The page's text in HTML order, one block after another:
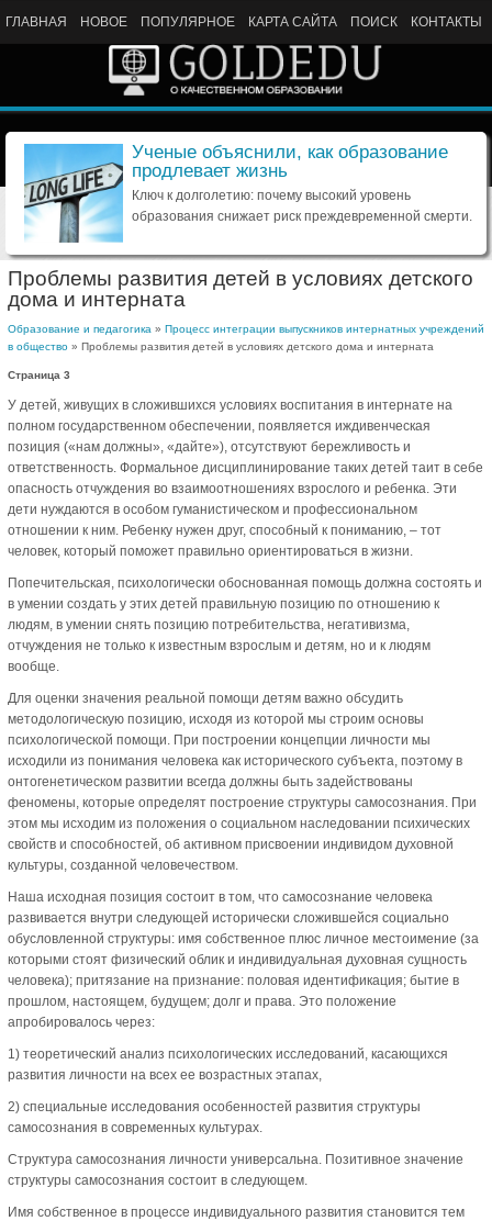
ГЛАВНАЯ НОВОЕ ПОПУЛЯРНОЕ КАРТА САЙТА ПОИСК КОНТАКТЫ
Ученые объяснили, как образование
продлевает жизнь
Ключ к долголетию: почему высокий уровень
образования снижает риск преждевременной смерти.
Проблемы развития детей в условиях детского
дома и интерната
Образование и педагогика » Процесс интеграции выпускников интернатных учреждений
в общество » Проблемы развития детей в условиях детского дома и интерната
Страница 3
У детей, живущих в сложившихся условиях воспитания в интернате на
полном государственном обеспечении, появляется иждивенческая
позиция («нам должны», «дайте»), отсутствуют бережливость и
ответственность. Формальное дисциплинирование таких детей таит в себе
опасность отчуждения во взаимоотношениях взрослого и ребенка. Эти
дети нуждаются в особом гуманистическом и профессиональном
отношении к ним. Ребенку нужен друг, способный к пониманию, – тот
человек, который поможет правильно ориентироваться в жизни.
Попечительская, психологически обоснованная помощь должна состоять и
в умении создать у этих детей правильную позицию по отношению к
людям, в умении снять позицию потребительства, негативизма,
отчуждения не только к известным взрослым и детям, но и к людям
вообще.
Для оценки значения реальной помощи детям важно обсудить
методологическую позицию, исходя из которой мы строим основы
психологической помощи. При построении концепции личности мы
исходили из понимания человека как исторического субъекта, поэтому в
онтогенетическом развитии всегда должны быть задействованы
феномены, которые определят построение структуры самосознания. При
этом мы исходим из положения о социальном наследовании психических
свойств и способностей, об активном присвоении индивидом духовной
культуры, созданной человечеством.
Наша исходная позиция состоит в том, что самосознание человека
развивается внутри следующей исторически сложившейся социально
обусловленной структуры: имя собственное плюс личное местоимение (за
которыми стоят физический облик и индивидуальная духовная сущность
человека); притязание на признание: половая идентификация; бытие в
прошлом, настоящем, будущем; долг и права. Это положение
апробировалось через:
1) теоретический анализ психологических исследований, касающихся
развития личности на всех ее возрастных этапах,
2) специальные исследования особенностей развития структуры
самосознания в современных культурах.
Структура самосознания личности универсальна. Позитивное значение
структуры самосознания состоит в следующем.
Имя собственное в процессе индивидуального развития становится тем